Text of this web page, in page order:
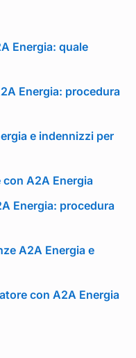
Energia: quale
Energia: procedura
e indennizzi per
A2A Energia
Energia: procedura
A2A Energia e
con A2A Energia